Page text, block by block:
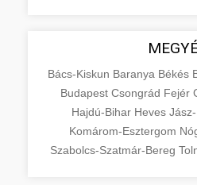
Bács-Kiskun Baranya Békés
Budapest Csongrád Fejér
Hajdú-Bihar Heves
Komárom-Esztergom
Szabolcs-Szatmár-Bereg